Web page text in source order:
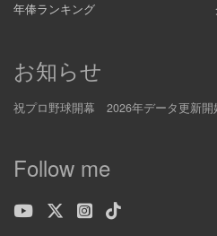
年俸ランキング
お知らせ
祝プロ野球開幕 2026年データ更新開
Follow me